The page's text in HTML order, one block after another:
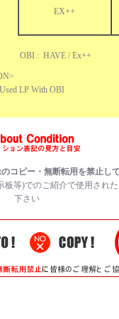
EX++
OBI : HAVE / Ex++
LP With OBI
コピー・無断転用を禁止し
板等)でのご紹介で使用され
下さい